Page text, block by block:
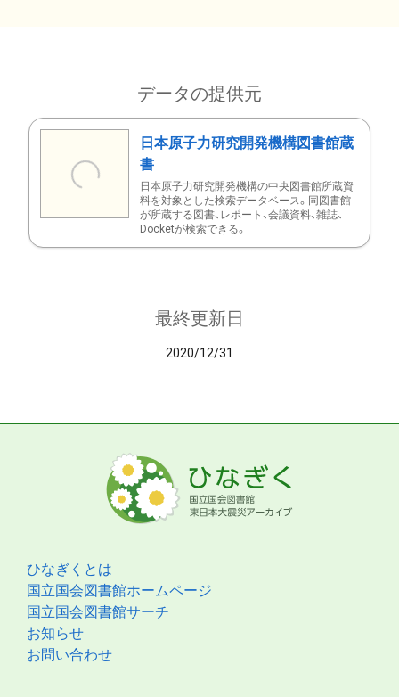
データの提供元
日本原子力研究開発機構図書館蔵
書
日本原子力研究開発機構の中央図書館所蔵資
料を対象とした検索データベース。同図書館
が所蔵する図書、レポート、会議資料、雑誌、
Docketが検索できる。
最終更新日
2020/12/31
ひなぎくとは
国立国会図書館ホームページ
国立国会図書館サーチ
お知らせ
お問い合わせ